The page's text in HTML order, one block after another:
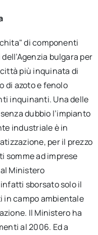
di componenti
bulgara per
più inquinata di
di azoto e fenolo
inquinanti. Una delle
dubbio l’impianto
industriale è in
per il prezzo
somme ad imprese
Ministero
sborsato solo il
in campo ambientale
Il Ministero ha
al 2006. Ed a